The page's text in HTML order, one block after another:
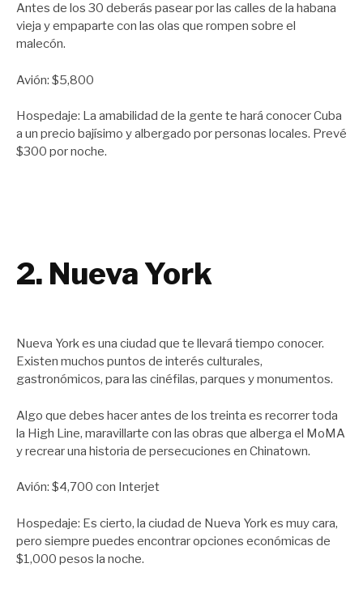
Antes de los 30 deberás pasear por las calles de la habana
vieja y empaparte con las olas que rompen sobre el
malecón.
Avión: $5,800
Hospedaje: La amabilidad de la gente te hará conocer Cuba
a un precio bajísimo y albergado por personas locales. Prevé
$300 por noche.
2. Nueva York
Nueva York es una ciudad que te llevará tiempo conocer.
Existen muchos puntos de interés culturales,
gastronómicos, para las cinéfilas, parques y monumentos.
Algo que debes hacer antes de los treinta es recorrer toda
la High Line, maravillarte con las obras que alberga el MoMA
y recrear una historia de persecuciones en Chinatown.
Avión: $4,700 con Interjet
Hospedaje: Es cierto, la ciudad de Nueva York es muy cara,
pero siempre puedes encontrar opciones económicas de
$1,000 pesos la noche.